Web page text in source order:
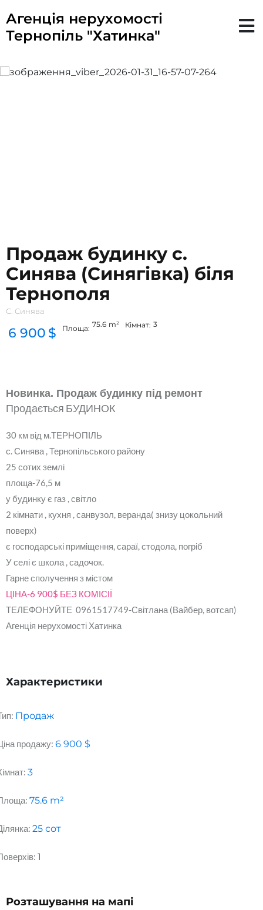
Агенція нерухомості
Тернопіль "Хатинка"
Продаж будинку с.
Синява (Синягівка) біля
Тернополя
С. Синява
6 900 $ Площа: 75.6 m² Кімнат: 3
Новинка. Продаж будинку під ремонт
Продається БУДИНОК
30 км від м.ТЕРНОПІЛЬ
с. Синява , Тернопільського району
25 сотих землі
площа-76,5 м
у будинку є газ , світло
2 кімнати , кухня , санвузол, веранда( знизу цокольний
поверх)
є господарські приміщення, сараї, стодола, погріб
У селі є школа , садочок.
Гарне сполучення з містом
ЦІНА-6 900$ БЕЗ КОМІСІЇ
ТЕЛЕФОНУЙТЕ 0961517749-Світлана (Вайбер, вотсап)
Агенція нерухомості Хатинка
Характеристики
Продаж
продажу: 6 900 $
3
75.6 m²
25 сот
1
Розташування на мапі